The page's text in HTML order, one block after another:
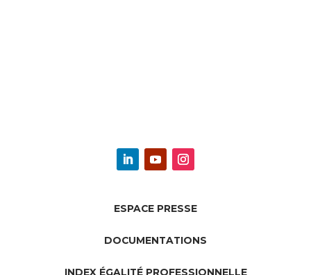
ESPACE PRESSE
DOCUMENTATIONS
INDEX ÉGALITÉ PROFESSIONNELLE